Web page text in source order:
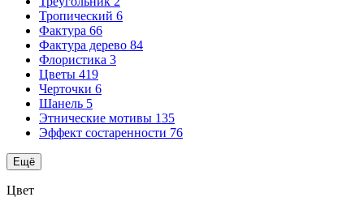
Тропический 6
Фактура 66
Фактура дерево 84
Флористика 3
Цветы 419
Черточки 6
Шанель 5
Этнические мотивы 135
Эффект состаренности 76
Ещё
Цвет